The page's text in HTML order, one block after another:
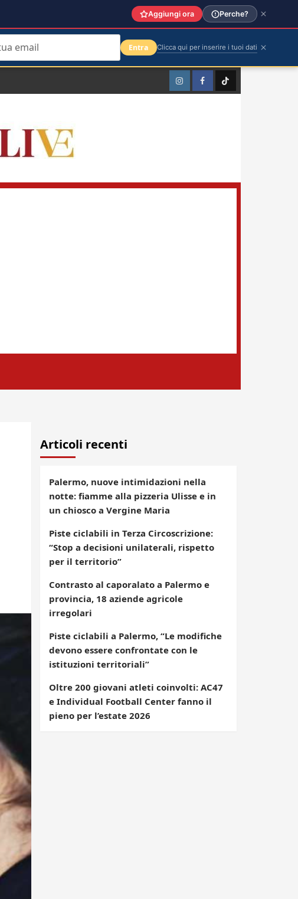
InstagramFacebookTikTok
Articoli recenti
Palermo, nuove intimidazioni nella
notte: fiamme alla pizzeria Ulisse e in
un chiosco a Vergine Maria
Piste ciclabili in Terza Circoscrizione:
“Stop a decisioni unilaterali, rispetto
per il territorio”
Contrasto al caporalato a Palermo e
provincia, 18 aziende agricole
irregolari
Piste ciclabili a Palermo, “Le modifiche
devono essere confrontate con le
istituzioni territoriali”
Oltre 200 giovani atleti coinvolti: AC47
e Individual Football Center fanno il
pieno per l’estate 2026
Aggiungi ora Perche?
Entra Clicca qui per inserire i tuoi dati